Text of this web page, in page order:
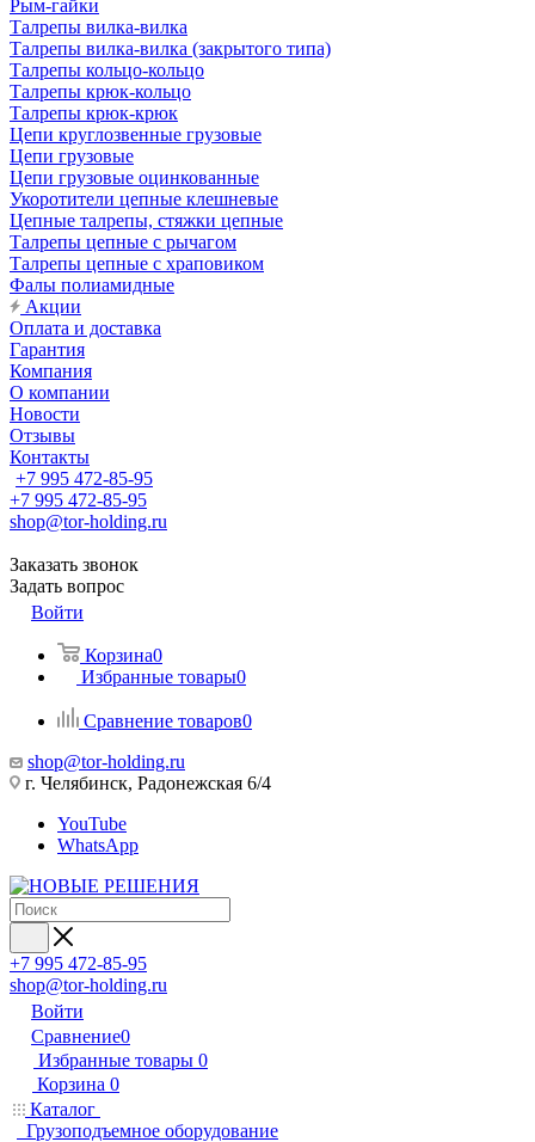
Рым-гайки
Талрепы вилка-вилка
Талрепы вилка-вилка (закрытого типа)
Талрепы кольцо-кольцо
Талрепы крюк-кольцо
Талрепы крюк-крюк
Цепи круглозвенные грузовые
Цепи грузовые
Цепи грузовые оцинкованные
Укоротители цепные клешневые
Цепные талрепы, стяжки цепные
Талрепы цепные с рычагом
Талрепы цепные с храповиком
Фалы полиамидные
Акции
Оплата и доставка
Гарантия
Компания
О компании
Новости
Отзывы
Контакты
+7 995 472-85-95
+7 995 472-85-95
shop@tor-holding.ru
Заказать звонок
Задать вопрос
Войти
Корзина0
Избранные товары0
Сравнение товаров0
shop@tor-holding.ru
г. Челябинск, Радонежская 6/4
YouTube
WhatsApp
+7 995 472-85-95
shop@tor-holding.ru
Войти
Сравнение0
Избранные товары 0
Корзина 0
Каталог
Грузоподъемное оборудование